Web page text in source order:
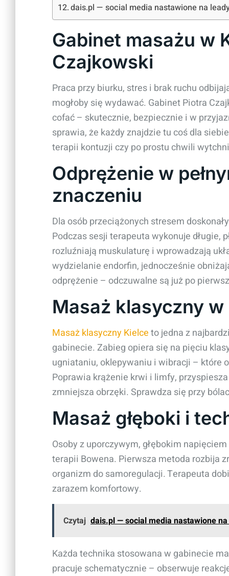
dais.pl — social media nastawione na
Gabinet masażu w
Czajkowski
Praca przy biurku, stres i brak ruchu
mogłoby się wydawać. Gabinet Piotra
cofać – skutecznie, bezpiecznie i w
sprawia, że każdy znajdzie tu coś dla
terapii kontuzji czy po prostu chwili
Odprężenie w
znaczeniu
Dla osób przeciążonych stresem
Podczas sesji terapeuta wykonuje długie,
rozluźniają muskulaturę i wprowadzają
wydzielanie endorfin, jednocześnie
odprężenie – odczuwalne są już po
Masaż klasyczny
Masaż klasyczny Kielceto jedna z
gabinecie. Zabieg opiera się na pięciu
ugniataniu, oklepywaniu i wibracji – które
Poprawia krążenie krwi i limfy,
zmniejsza obrzęki. Sprawdza się przy
Masaż głęboki i
Osoby z uporczywym, głębokim
terapii Bowena. Pierwsza metoda rozbija
organizm do samoregulacji. Terapeuta
zarazem komfortowy.
Czytaj dais.pl — social media nastawione
Każda technika stosowana w gabinecie
pracuje schematycznie – obserwuje